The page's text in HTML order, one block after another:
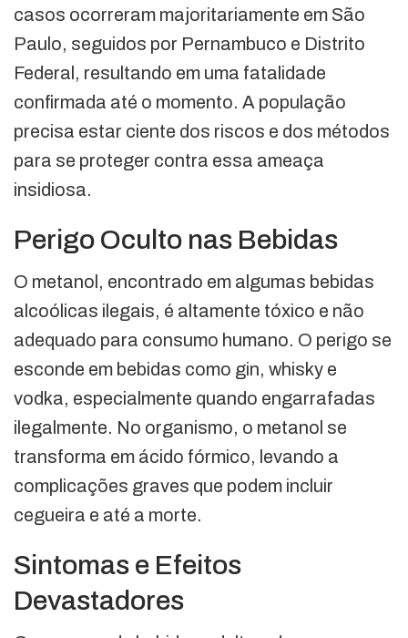
casos ocorreram majoritariamente em São
Paulo, seguidos por Pernambuco e Distrito
Federal, resultando em uma fatalidade
confirmada até o momento. A população
precisa estar ciente dos riscos e dos métodos
para se proteger contra essa ameaça
insidiosa.
Perigo Oculto nas Bebidas
O metanol, encontrado em algumas bebidas
alcoólicas ilegais, é altamente tóxico e não
adequado para consumo humano. O perigo se
esconde em bebidas como gin, whisky e
vodka, especialmente quando engarrafadas
ilegalmente. No organismo, o metanol se
transforma em ácido fórmico, levando a
complicações graves que podem incluir
cegueira e até a morte.
Sintomas e Efeitos
Devastadores